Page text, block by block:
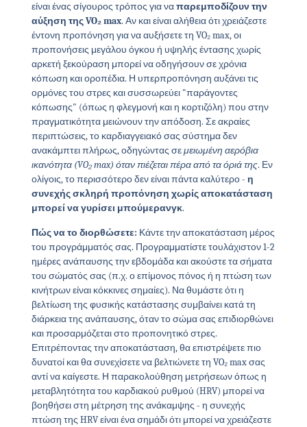
είναι ένας σίγουρος τρόπος για ναπαρεμποδίζουν την
αύξηση της VO₂ max. Αν και είναι αλήθεια ότι χρειάζεστε
έντονη προπόνηση για να αυξήσετε τη VO₂ max, οι
προπονήσεις μεγάλου όγκου ή υψηλής έντασης χωρίς
αρκετή ξεκούραση μπορεί να οδηγήσουν σε χρόνια
κόπωση και οροπέδια. Η υπερπροπόνηση αυξάνει τις
ορμόνες του στρες και συσσωρεύει "παράγοντες
κόπωσης" (όπως η φλεγμονή και η κορτιζόλη) που στην
πραγματικότητα μειώνουν την απόδοση. Σε ακραίες
περιπτώσεις, το καρδιαγγειακό σας σύστημα δεν
ανακάμπτει πλήρως, οδηγώντας σεμειωμένη αερόβια
ικανότητα (VO₂ max) όταν πιέζεται πέρα από τα όριά της. Εν
ολίγοις, το περισσότερο δεν είναι πάντα καλύτερο - η
συνεχής σκληρή προπόνηση χωρίς αποκατάσταση
μπορεί να γυρίσει μπούμερανγκ.
Πώς να το διορθώσετε: Κάντε την αποκατάσταση μέρος
του προγράμματός σας. Προγραμματίστε τουλάχιστον 1-2
ημέρες ανάπαυσης την εβδομάδα και ακούστε τα σήματα
του σώματός σας (π.χ. ο επίμονος πόνος ή η πτώση των
κινήτρων είναι κόκκινες σημαίες). Να θυμάστε ότι η
βελτίωση της φυσικής κατάστασης συμβαίνει κατά τη
διάρκεια της ανάπαυσης, όταν το σώμα σας επιδιορθώνει
και προσαρμόζεται στο προπονητικό στρες.
Επιτρέποντας την αποκατάσταση, θα επιστρέψετε πιο
δυνατοί και θα συνεχίσετε να βελτιώνετε τη VO₂ max σας
αντί να καίγεστε. Η παρακολούθηση μετρήσεων όπως η
μεταβλητότητα του καρδιακού ρυθμού (HRV) μπορεί να
βοηθήσει στη μέτρηση της ανάκαμψης - η συνεχής
πτώση της HRV είναι ένα σημάδι ότι μπορεί να χρειάζεστε